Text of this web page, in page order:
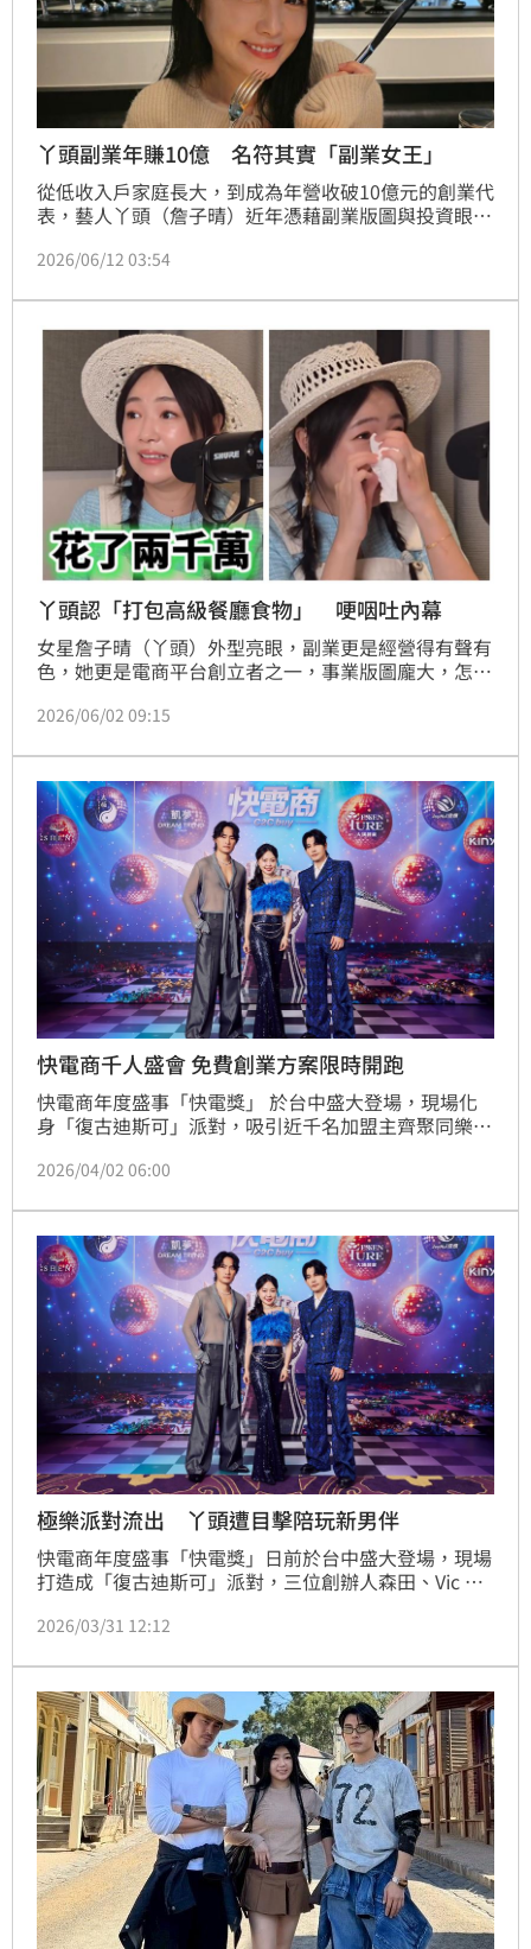
丫頭副業年賺10億 名符其實「副業女王」
從低收入戶家庭長大，到成為年營收破10億元的創業代
表，藝人丫頭（詹子晴）近年憑藉副業版圖與投資眼光
與房地產，也經常分享自身理財經驗，希望鼓勵年輕人
2026/06/12 03:54
丫頭認「打包高級餐廳食物」 哽咽吐內幕
女星詹子晴（丫頭）外型亮眼，副業更是經營得有聲有
色，她更是電商平台創立者之一，事業版圖龐大，怎料
失2千萬。
2026/06/02 09:15
快電商千人盛會 免費創業方案限時開跑
快電商年度盛事「快電獎」 於台中盛大登場，現場化
身「復古迪斯可」派對，吸引近千名加盟主齊聚同樂。
希，以及聯合創辦人丫頭詹子晴，親自上陣帶來舞蹈表
2026/04/02 06:00
極樂派對流出 丫頭遭目擊陪玩新男伴
快電商年度盛事「快電獎」日前於台中盛大登場，現場
打造成「復古迪斯可」派對，三位創辦人森田、Vic 陳
夯曲〈GO!〉，動感演出瞬間點燃現場，掀起全場高
陣飆唱王心凌舞曲〈愛你〉，大家在舞池恣意搖擺氣氛
超嗨，而《OMO調查局》主持人夏和熙與木木也特別
到場祝賀。蔡維歆
2026/03/31 12:12